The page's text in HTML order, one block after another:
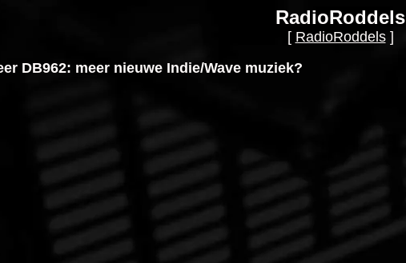
RadioRoddels
[ RadioRoddels]
DB962: meer nieuwe Indie/Wave muziek?